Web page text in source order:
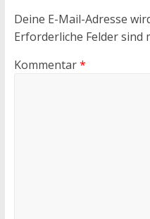
Deine E-Mail-Adresse
Erforderliche Felder sind
Kommentar*